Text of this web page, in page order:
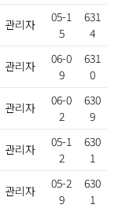
관리자
05-1
5
631
4
관리자
06-0
9
631
0
관리자
06-0
2
630
9
관리자
05-1
2
630
1
관리자
05-2
9
630
1